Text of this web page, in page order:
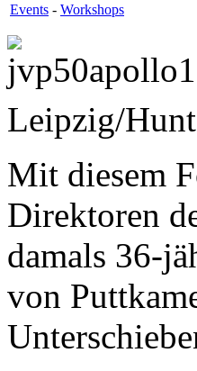
Events - Workshops
Leipzig/
Mit diesem
Direktoren
damals 36-
von